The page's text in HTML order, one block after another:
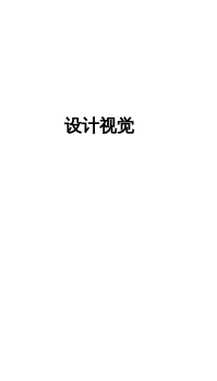
设计视觉